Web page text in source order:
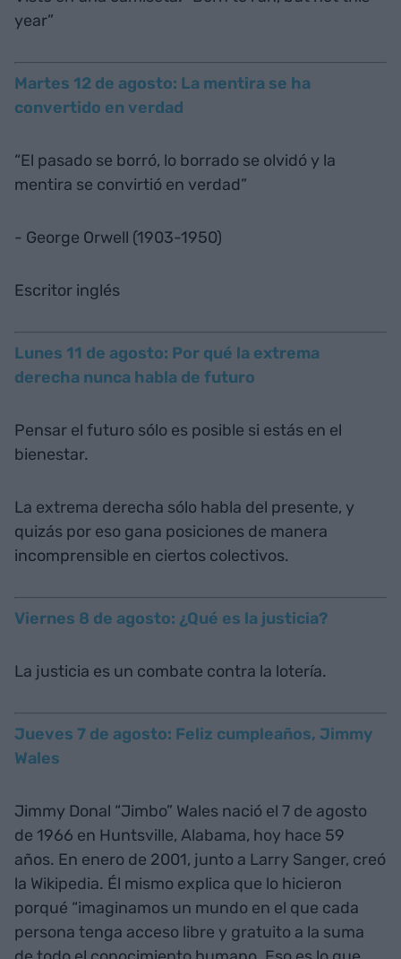
year”
Martes 12 de agosto: La mentira se ha
convertido en verdad
“El pasado se borró, lo borrado se olvidó y la
mentira se convirtió en verdad”
- George Orwell (1903-1950)
Escritor inglés
Lunes 11 de agosto: Por qué la extrema
derecha nunca habla de futuro
Pensar el futuro sólo es posible si estás en el
bienestar.
La extrema derecha sólo habla del presente, y
quizás por eso gana posiciones de manera
incomprensible en ciertos colectivos.
Viernes 8 de agosto: ¿Qué es la justicia?
La justicia es un combate contra la lotería.
Jueves 7 de agosto: Feliz cumpleaños, Jimmy
Wales
Jimmy Donal “Jimbo” Wales nació el 7 de agosto
de 1966 en Huntsville, Alabama, hoy hace 59
años. En enero de 2001, junto a Larry Sanger, creó
la Wikipedia. Él mismo explica que lo hicieron
porqué “imaginamos un mundo en el que cada
persona tenga acceso libre y gratuito a la suma